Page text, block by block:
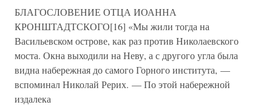
БЛАГОСЛОВЕНИЕ ОТЦА ИОАННА
КРОНШТАДТСКОГО[16] «Мы жили тогда на
Васильевском острове, как раз против Николаевского
моста. Окна выходили на Неву, а с другого угла была
видна набережная до самого Горного института, —
вспоминал Николай Рерих. — По этой набережной
издалека